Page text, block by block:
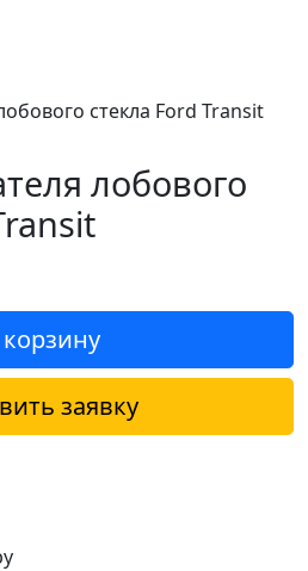
стекла Ford Transit
лобового
заявку